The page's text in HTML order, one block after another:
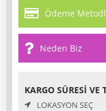
Ödeme
Neden Biz
KARGO SÜRESI
LOKASYON SEÇ